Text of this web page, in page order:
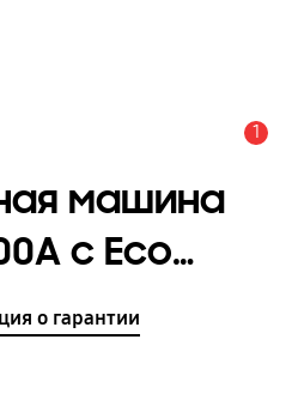
1
машина
c Eco
7 кг
о гарантии